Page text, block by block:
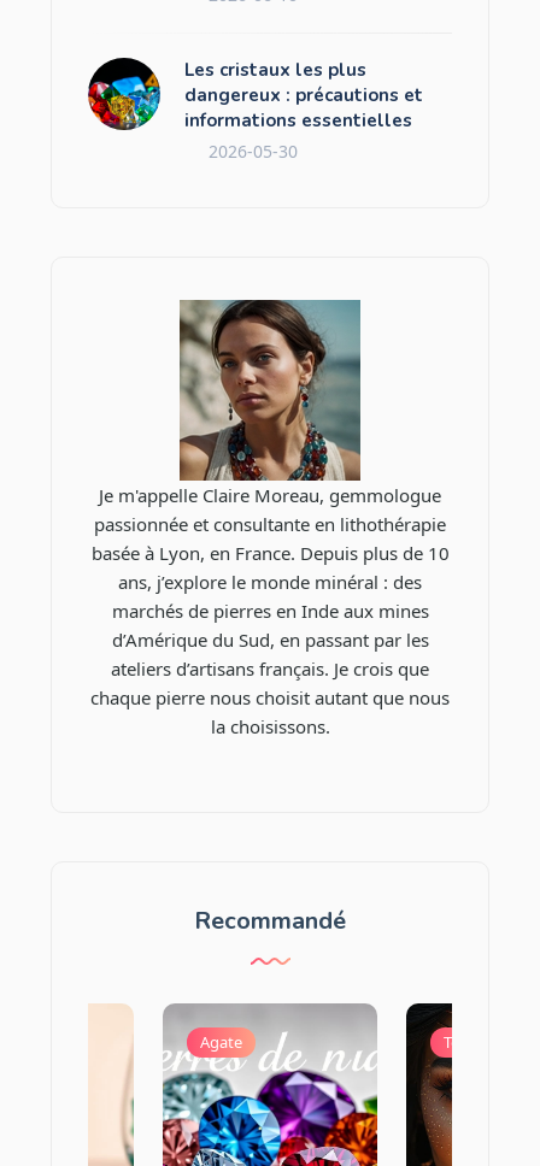
Les cristaux les plus
dangereux : précautions et
informations essentielles
2026-05-30
Je m'appelle Claire Moreau, gemmologue
passionnée et consultante en lithothérapie
basée à Lyon, en France. Depuis plus de 10
ans, j’explore le monde minéral : des
marchés de pierres en Inde aux mines
d’Amérique du Sud, en passant par les
ateliers d’artisans français. Je crois que
chaque pierre nous choisit autant que nous
la choisissons.
Recommandé
Agate Topaze